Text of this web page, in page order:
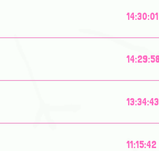
14:30:01
13:34:43
11:15:42